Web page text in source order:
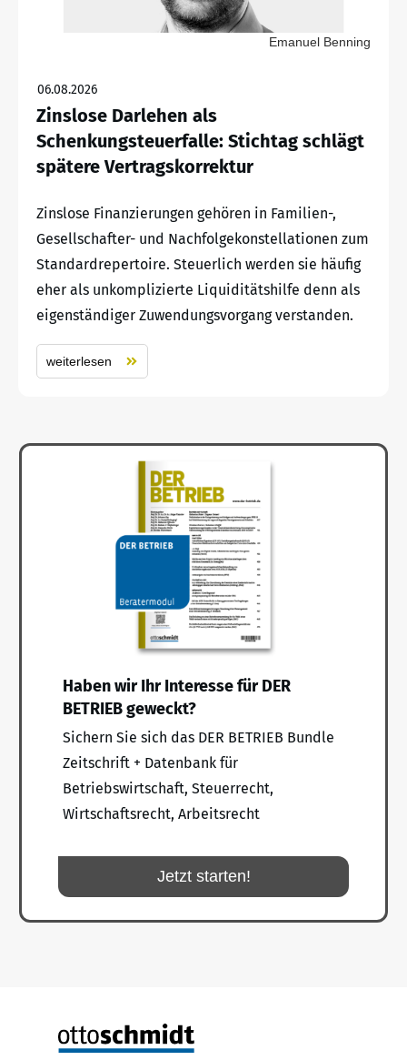
Emanuel Benning
06.08.2026
Zinslose Darlehen als
Schenkungsteuerfalle: Stichtag schlägt
spätere Vertragskorrektur
Zinslose Finanzierungen gehören in Familien-,
Gesellschafter- und Nachfolgekonstellationen zum
Standardrepertoire. Steuerlich werden sie häufig
eher als unkomplizierte Liquiditätshilfe denn als
eigenständiger Zuwendungsvorgang verstanden.
weiterlesen
Haben wir Ihr Interesse für DER
BETRIEB geweckt?
Sichern Sie sich das DER BETRIEB Bundle
Zeitschrift + Datenbank für
Betriebswirtschaft, Steuerrecht,
Wirtschaftsrecht, Arbeitsrecht
Jetzt starten!